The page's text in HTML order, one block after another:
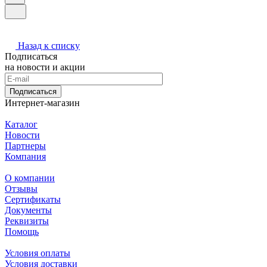
Назад к списку
Подписаться
на новости и акции
Подписаться
Интернет-магазин
Каталог
Новости
Партнеры
Компания
О компании
Отзывы
Сертификаты
Документы
Реквизиты
Помощь
Условия оплаты
Условия доставки